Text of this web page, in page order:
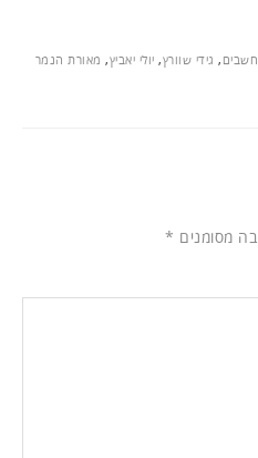
, גידי שוורץ, יולי יאביץ, מאורת הנמר
מסומנים *